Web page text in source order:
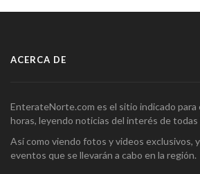
ACERCA DE
EnterateNorte.com es el sitio indicado
horas, leyendo noticias del interés de todas
Así como viendo fotos y videos exclusivos,
eventos que se llevarán a cabo en la región.